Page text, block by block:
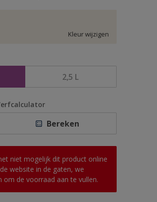
Kleur wijzigen
2,5 L
Bereken
niet mogelijk dit product online
website in de gaten, we
om de voorraad aan te vullen.